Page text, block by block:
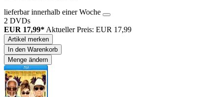
lieferbar innerhalb einer Woche
2 DVDs
EUR 17,99* Aktueller Preis: EUR 17,99
Artikel merken
In den Warenkorb
Menge ändern